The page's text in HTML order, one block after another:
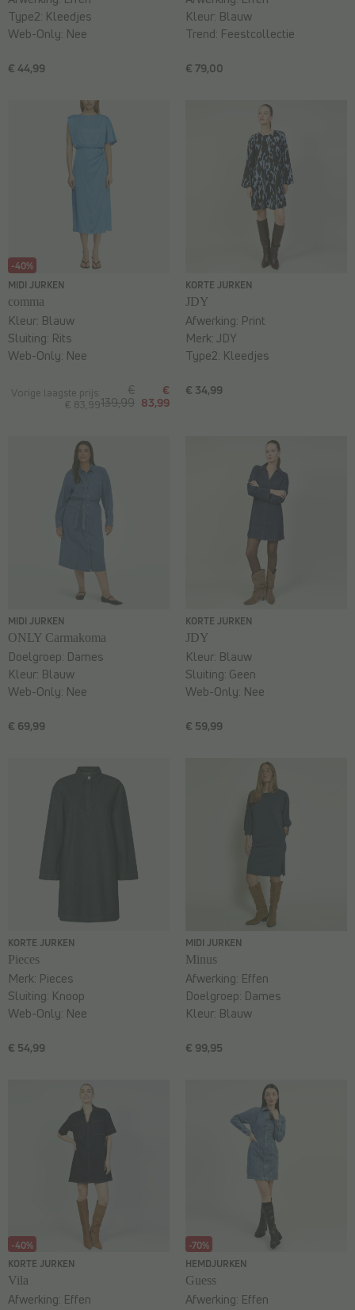
€ 44,99
Type2: Kleedjes
Web-Only: Nee
€ 79,00
Kleur: Blauw
Trend: Feestcollectie
-40%
MIDI JURKEN
comma
Vorige laagste prijs:
€ 83,99
€
139,99
€
83,99
Kleur: Blauw
Sluiting: Rits
Web-Only: Nee
KORTE JURKEN
JDY
€ 34,99
Afwerking: Print
Merk:JDY
Type2: Kleedjes
MIDI JURKEN
ONLY Carmakoma
€ 69,99
Doelgroep: Dames
Kleur: Blauw
Web-Only: Nee
KORTE JURKEN
JDY
€ 59,99
Kleur: Blauw
Sluiting: Geen
Web-Only: Nee
KORTE JURKEN
Pieces
€ 54,99
Merk: Pieces
Sluiting: Knoop
Web-Only: Nee
MIDI JURKEN
Minus
€ 99,95
Afwerking: Effen
Doelgroep: Dames
Kleur: Blauw
-40%
KORTE JURKEN
Vila
Afwerking: Effen
-70%
HEMDJURKEN
Guess
Afwerking: Effen